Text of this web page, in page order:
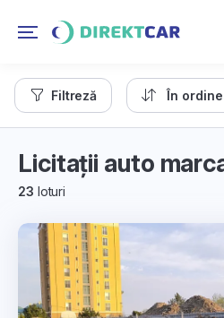
Filtreză În
Licitații auto
23 loturi